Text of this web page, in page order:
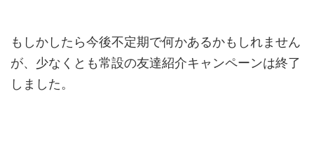
もしかしたら今後不定期で何かあるかもしれません
が、少なくとも常設の友達紹介キャンペーンは終了
しました。